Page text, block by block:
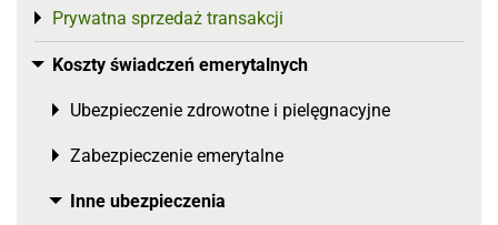
Prywatna sprzedaż transakcji
Toggle menu
Koszty świadczeń emerytalnych
Toggle menu
Ubezpieczenie zdrowotne i pielęgnacyjne
Toggle menu
Zabezpieczenie emerytalne
Toggle menu
Inne ubezpieczenia
Toggle menu